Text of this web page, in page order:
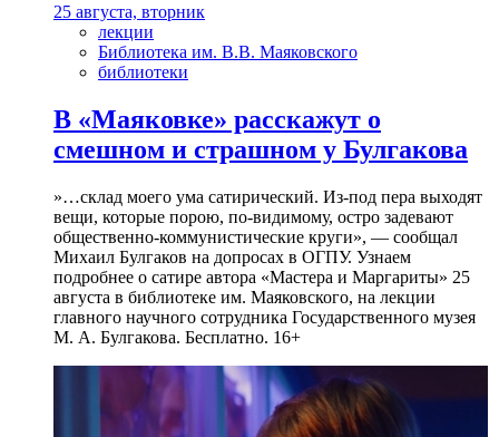
25 августа, вторник
лекции
Библиотека им. В.В. Маяковского
библиотеки
В «Маяковке» расскажут о
смешном и страшном у Булгакова
»…склад моего ума сатирический. Из-под пера выходят
вещи, которые порою, по-видимому, остро задевают
общественно-коммунистические круги», — сообщал
Михаил Булгаков на допросах в ОГПУ. Узнаем
подробнее о сатире автора «Мастера и Маргариты» 25
августа в библиотеке им. Маяковского, на лекции
главного научного сотрудника Государственного музея
М. А. Булгакова. Бесплатно. 16+